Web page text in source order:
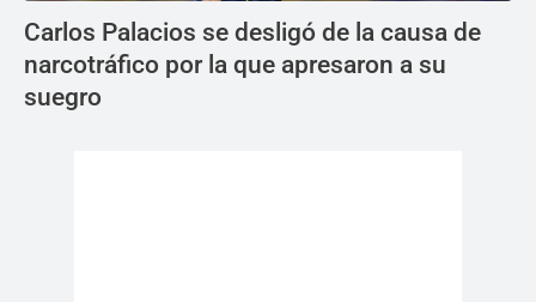
Carlos Palacios se desligó de la causa de
narcotráfico por la que apresaron a su
suegro